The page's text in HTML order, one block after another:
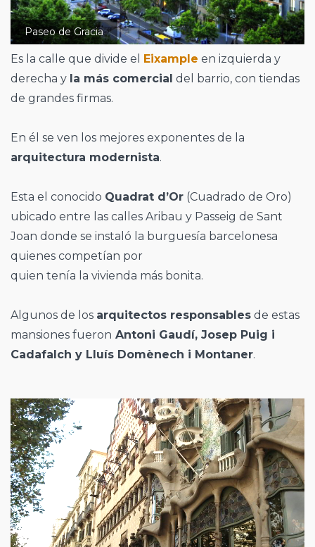
Paseo de Gracia
Es la calle que divide el Eixample en izquierda y
derecha y la más comercial del barrio, con tiendas
de grandes firmas.
En él se ven los mejores exponentes de la
arquitectura modernista.
Esta el conocido Quadrat d’Or (Cuadrado de Oro)
ubicado entre las calles Aribau y Passeig de Sant
Joan donde se instaló la burguesía barcelonesa
quienes competían por
quien tenía la vivienda más bonita.
Algunos de los arquitectos responsables de estas
mansiones fueron Antoni Gaudí, Josep Puig i
Cadafalch y Lluís Domènech i Montaner.